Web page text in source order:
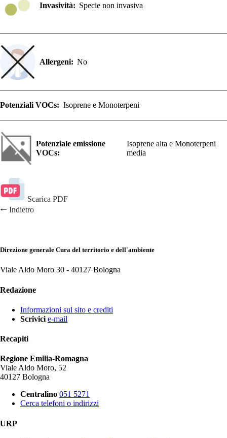
Invasività: Specie non invasiva
Allergeni: No
Potenziali VOCs: Isoprene e Monoterpeni
Potenziale emissione
VOCs:
Isoprene alta e Monoterpeni
media
Scarica PDF
🠐 Indietro
Direzione generale Cura del territorio e dell'ambiente
Viale Aldo Moro 30 - 40127 Bologna
Redazione
Informazioni sul sito e crediti
Scrivici e-mail
Recapiti
Regione Emilia-Romagna
Viale Aldo Moro, 52
40127 Bologna
Centralino 051 5271
Cerca telefoni o indirizzi
URP